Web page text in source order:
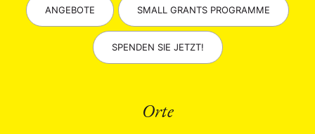
ANGEBOTE SMALL GRANTS PROGRAMME
SPENDEN SIE JETZT!
Orte